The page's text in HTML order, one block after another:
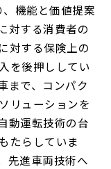
機能と価値提案
対する消費者の
対する保険上の
を後押ししてい
まで、コンパク
リューションを
動運転技術の台
たらしていま
先進車両技術へ